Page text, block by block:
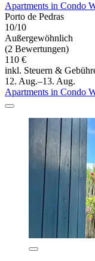
Apartments in Condo
Porto de Pedras
10/10
Außergewöhnlich
(2 Bewertungen)
110 €
inkl. Steuern &
12. Aug.–13. Aug.
Apartments in Condo